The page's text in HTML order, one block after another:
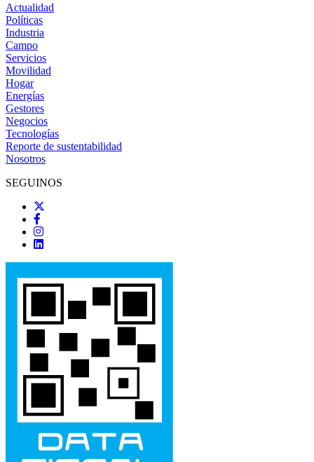
Actualidad
Políticas
Industria
Campo
Servicios
Movilidad
Hogar
Energías
Gestores
Negocios
Tecnologías
Reporte de sustentabilidad
Nosotros
SEGUINOS